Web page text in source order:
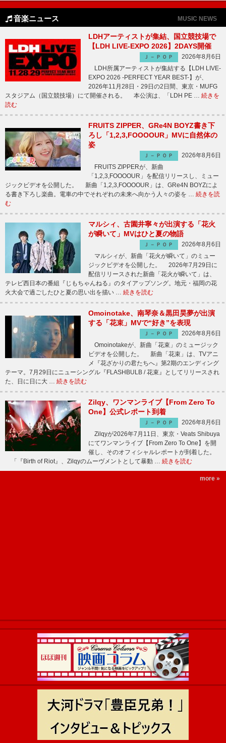
音楽ニュース MUSIC NEWS
LDHアーティストが集結、国立競技場で
【LDH LIVE-EXPO 2026】2DAYS開催
Ｊ－ＰＯＰ
2026年8月6日
LDH所属アーティストが集結する【LDH LIVE-
EXPO 2026 -PERFECT YEAR BEST-】が、
2026年11月28日・29日の2日間、東京・MUFG
スタジアム（国立競技場）にて開催される。 本公演は、「LDH PE … 続きを
読む
FRUITS ZIPPER、GRe4N BOYZ書き下
ろし「1,2,3,FOOOOUR」MVに自然体の
姿
Ｊ－ＰＯＰ
2026年8月6日
FRUITS ZIPPERが、新曲
「1,2,3,FOOOOUR」を配信リリースし、ミュー
ジックビデオを公開した。 新曲「1,2,3,FOOOOUR」は、GRe4N BOYZによ
る書き下ろし楽曲。電車の中でそれぞれの未来へ向かう人々の姿を … 続きを読
む
マルシィ、古園井寧々が出演する「花火
が瞬いて」MVはひと夏の物語
Ｊ－ＰＯＰ
2026年8月6日
マルシィが、新曲「花火が瞬いて」のミュー
ジックビデオを公開した。 2026年7月29日に
配信リリースされた新曲「花火が瞬いて」は、
テレビ西日本の番組『じもちゃんねる』のタイアップソング。地元・福岡の花
火大会で過ごしたひと夏の思い出を描い … 続きを読む
Omoinotake、南琴奈＆黒田昊夢が出演
する「花束」MVで“好き”を表現
Ｊ－ＰＯＰ
2026年8月6日
Omoinotakeが、新曲「花束」のミュージック
ビデオを公開した。 新曲「花束」は、TVアニ
メ『花ざかりの君たちへ』第2期のエンディング
テーマ。7月29日にニューシングル『FLASHBULB / 花束』としてリリースされ
た、日に日に大 … 続きを読む
Zilqy、ワンマンライブ【From Zero To
One】公式レポート到着
Ｊ－ＰＯＰ
2026年8月6日
Zilqyが2026年7月11日、東京・Veats Shibuya
にてワンマンライブ【From Zero To One】を開
催し、そのオフィシャルレポートが到着した。
「『Birth of Riot』、Zilqyのムーヴメントとして暴動 … 続きを読む
more »